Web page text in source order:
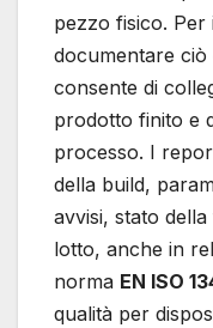
pezzo fisico. Per
documentare ciò
consente di
prodotto finito e
processo. I
della build,
avvisi, stato
lotto, anche in
norma EN ISO
qualità per